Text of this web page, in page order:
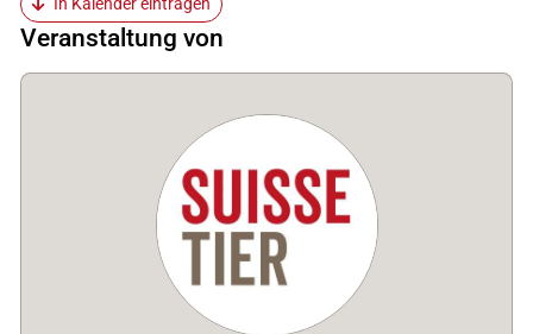
In Kalender eintragen
Veranstaltung von